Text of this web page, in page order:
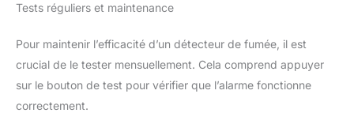
Tests réguliers et maintenance
Pour maintenir l’efficacité d’un détecteur de fumée, il est
crucial de le tester mensuellement. Cela comprend appuyer
sur le bouton de test pour vérifier que l’alarme fonctionne
correctement.